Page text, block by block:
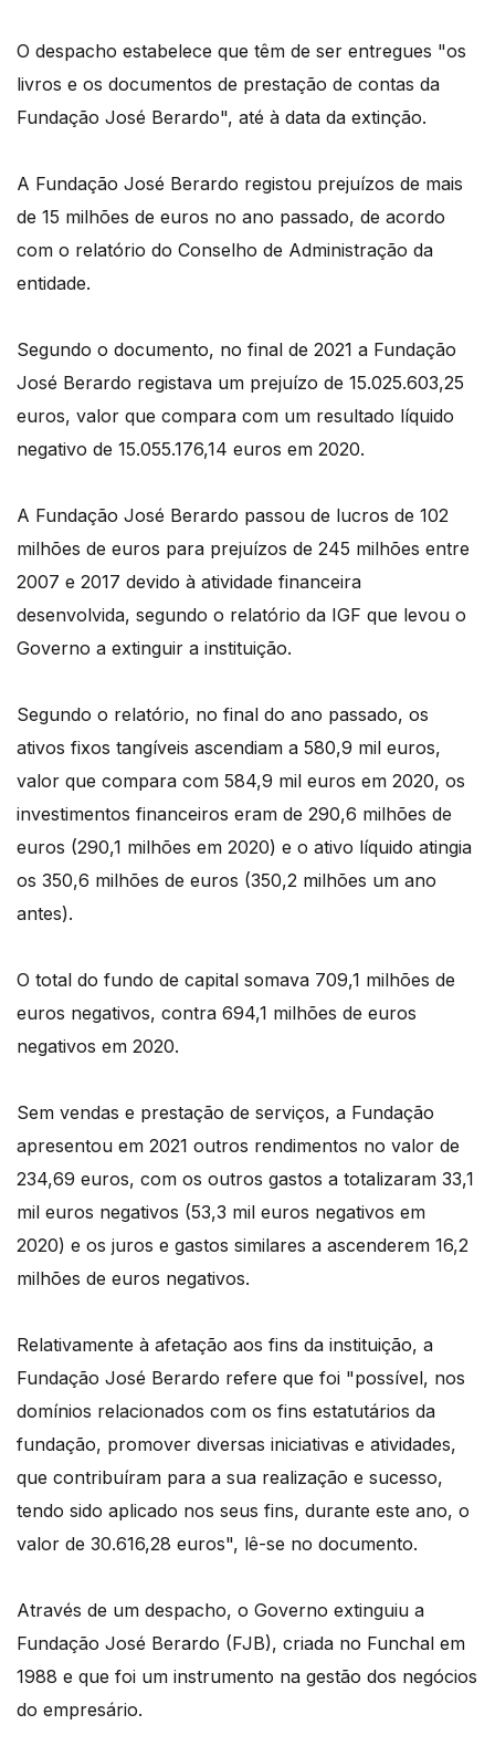
O despacho estabelece que têm de ser entregues "os
livros e os documentos de prestação de contas da
Fundação José Berardo", até à data da extinção.
A Fundação José Berardo registou prejuízos de mais
de 15 milhões de euros no ano passado, de acordo
com o relatório do Conselho de Administração da
entidade.
Segundo o documento, no final de 2021 a Fundação
José Berardo registava um prejuízo de 15.025.603,25
euros, valor que compara com um resultado líquido
negativo de 15.055.176,14 euros em 2020.
A Fundação José Berardo passou de lucros de 102
milhões de euros para prejuízos de 245 milhões entre
2007 e 2017 devido à atividade financeira
desenvolvida, segundo o relatório da IGF que levou o
Governo a extinguir a instituição.
Segundo o relatório, no final do ano passado, os
ativos fixos tangíveis ascendiam a 580,9 mil euros,
valor que compara com 584,9 mil euros em 2020, os
investimentos financeiros eram de 290,6 milhões de
euros (290,1 milhões em 2020) e o ativo líquido atingia
os 350,6 milhões de euros (350,2 milhões um ano
antes).
O total do fundo de capital somava 709,1 milhões de
euros negativos, contra 694,1 milhões de euros
negativos em 2020.
Sem vendas e prestação de serviços, a Fundação
apresentou em 2021 outros rendimentos no valor de
234,69 euros, com os outros gastos a totalizaram 33,1
mil euros negativos (53,3 mil euros negativos em
2020) e os juros e gastos similares a ascenderem 16,2
milhões de euros negativos.
Relativamente à afetação aos fins da instituição, a
Fundação José Berardo refere que foi "possível, nos
domínios relacionados com os fins estatutários da
fundação, promover diversas iniciativas e atividades,
que contribuíram para a sua realização e sucesso,
tendo sido aplicado nos seus fins, durante este ano, o
valor de 30.616,28 euros", lê-se no documento.
Através de um despacho, o Governo extinguiu a
Fundação José Berardo (FJB), criada no Funchal em
1988 e que foi um instrumento na gestão dos negócios
do empresário.